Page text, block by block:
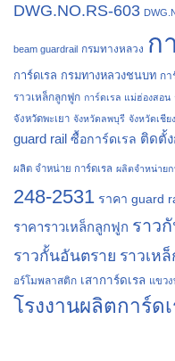
DWG.NO.RS-603
beam guardrail กรมทางหลวง ก
การ์ดเรล กรมทางหลวงชนบท กา
ราวเหล็กลูกฟูก การ์ดเรล แม่ฮ่องสอน
จังหวัดพะเยา จังหวัดลพบุรี จังหวัดเชีย
guard rail ซื้อการ์ดเรล ติดตั้ง
ผลิต จำหน่าย การ์ดเรล ผลิตจำหน่ายก
248-2531 ราคา guard
ราคาราวเหล็กลูกฟูก ราว
ราวกั้นอันตราย ราวเห
อร์โมพลาสติก เสาการ์ดเรล แขว
โรงงานผลิตการ์ด